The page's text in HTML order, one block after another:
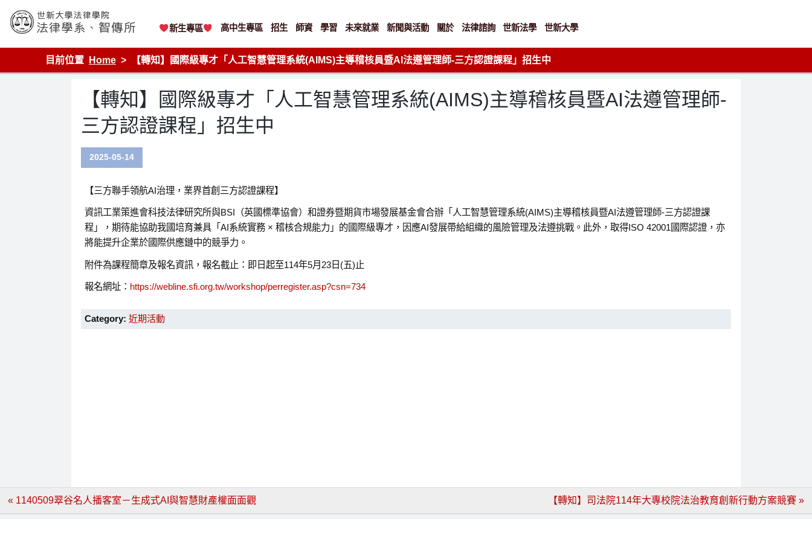
content
世新大學法律學院-法律學系-智慧財產暨科技法律研究所
新生專區 高中生專區 招生 師資 學習 未來就業 新聞與活動 關於 法律諮詢 世新法學 世新大學
目前位置 Home 【轉知】國際級專才「人工智慧管理系統(AIMS)主導稽核員暨AI法遵管理師-三方認證課程」招生中
【轉知】國際級專才「人工智慧管理系統(AIMS)主導稽核員暨AI法遵管理師-
三方認證課程」招生中
2025-05-14
【三方聯手領航AI治理，業界首創三方認證課程】
資訊工業策進會科技法律研究所與BSI（英國標準協會）和證券暨期貨市場發展基金會合辦「人工智慧管理系統(AIMS)主導稽核員暨AI法遵管理師-三方認證課
程」，期待能協助我國培育兼具「AI系統實務 × 稽核合規能力」的國際級專才，因應AI發展帶給組織的風險管理及法遵挑戰。此外，取得ISO 42001國際認證，亦
將能提升企業於國際供應鏈中的競爭力。
附件為課程簡章及報名資訊，報名截止：即日起至114年5月23日(五)止
報名網址： https://webline.sfi.org.tw/workshop/perregister.asp?csn=734
Category: 近期活動
文
« 1140509翠谷名人播客室－生成式AI與智慧財產權面面觀 【轉知】司法院114年大專校院法治教育創新行動方案競賽 »